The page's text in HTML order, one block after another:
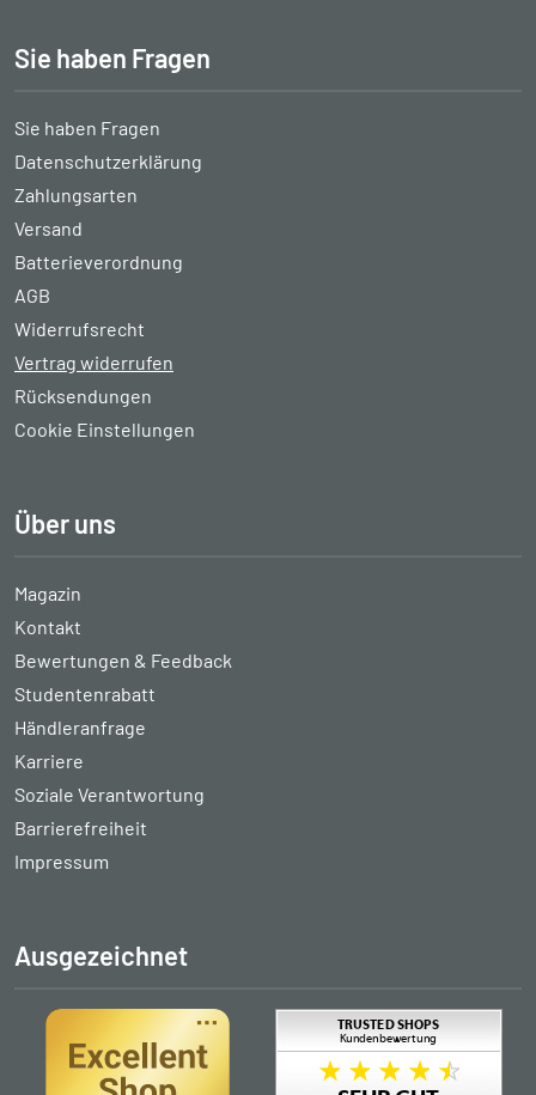
Sie haben Fragen
Sie haben Fragen
Datenschutzerklärung
Zahlungsarten
Versand
Batterieverordnung
AGB
Widerrufsrecht
Vertrag widerrufen
Rücksendungen
Cookie Einstellungen
Über uns
Magazin
Kontakt
Bewertungen & Feedback
Studentenrabatt
Händleranfrage
Karriere
Soziale Verantwortung
Barrierefreiheit
Impressum
Ausgezeichnet